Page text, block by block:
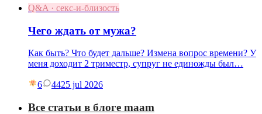
Q&A · секс-и-близость
Чего ждать от мужа?
Как быть? Что будет дальше? Измена вопрос времени? У
меня доходит 2 триместр, супруг не единожды был…
6 4425 jul 2026
Все статьи в блоге maam